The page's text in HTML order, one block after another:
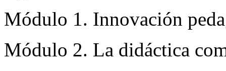
Módulo 1. Innovación
Módulo 2. La didáctica